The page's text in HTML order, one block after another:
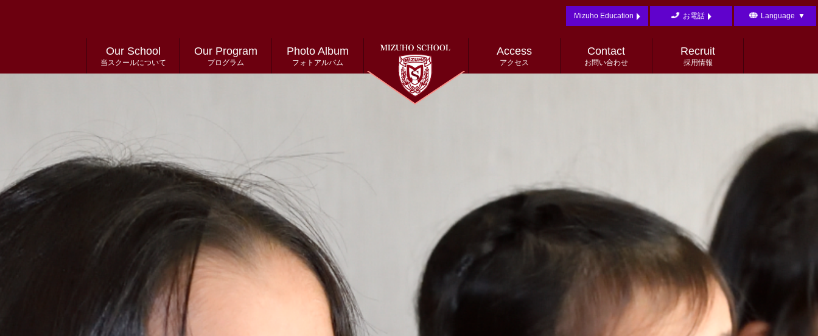
Mizuho Education お電話 Language ▼
Our School
当スクールについて
Our Program
プログラム
Photo Album
フォトアルバム
Access
アクセス
Contact
お問い合わせ
Recruit
採用情報